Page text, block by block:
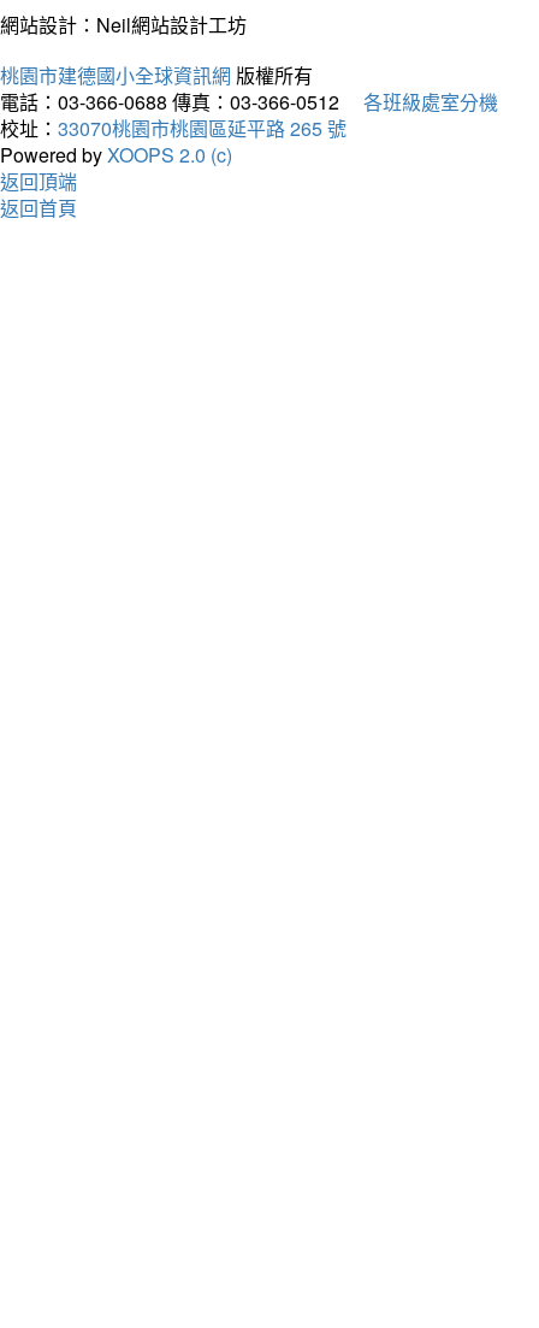
網站設計：Neil網站設計工坊
桃園市建德國小全球資訊網 版權所有
電話：03-366-0688 傳真：03-366-0512
各班級處室分機
校址： 33070桃園市桃園區延平路 265 號
Powered byXOOPS 2.0 (c)
返回頂端
返回首頁